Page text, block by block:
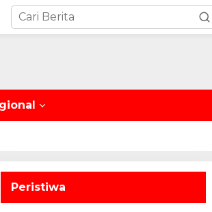
Peristiwa